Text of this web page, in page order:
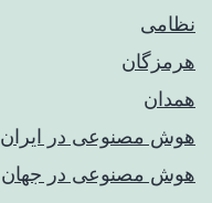
نظامی
هرمزگان
همدان
هوش مصنوعی در ایران
هوش مصنوعی در جهان